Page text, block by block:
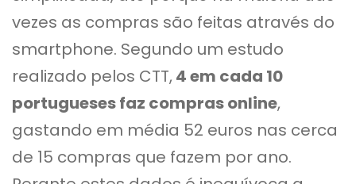
vezes as compras são feitas através do
smartphone. Segundo um estudo
realizado pelos CTT, 4 em cada 10
portugueses faz compras online,
gastando em média 52 euros nas cerca
de 15 compras que fazem por ano.